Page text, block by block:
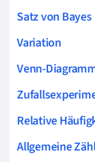
Satz von Bayes
Variation
Venn-
Relative
Allgemeine